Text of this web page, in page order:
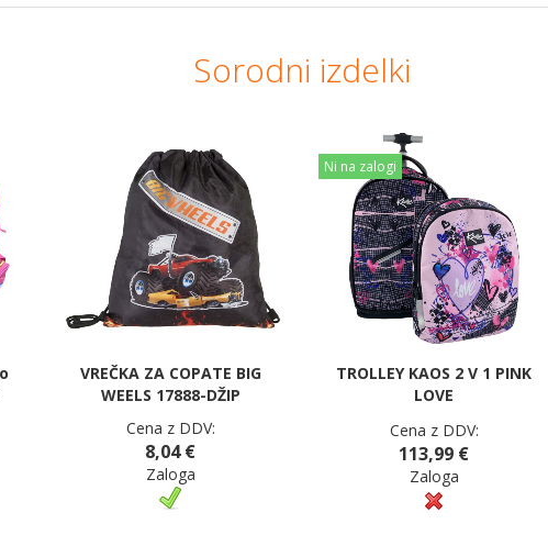
Sorodni izdelki
VREČKA ZA COPATE BIG
WEELS 17888-DŽIP
Cena z DDV:
8,04 €
Zaloga
Ni na zalogi
TROLLEY KAOS 2 V 1 PINK
LOVE
Cena z DDV:
113,99 €
Zaloga